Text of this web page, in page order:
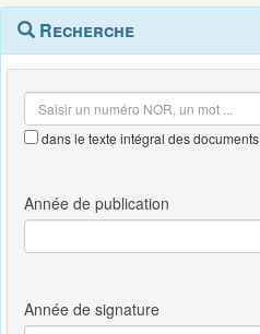
Navigation
outils
Menu
contextuel
Recherche
dans le texte intégral des documents